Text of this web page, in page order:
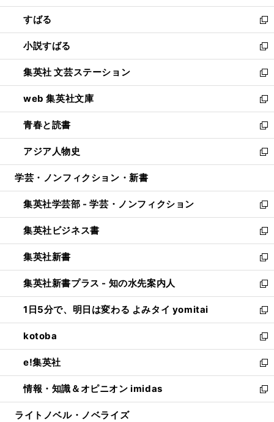
開
く
ウ
で
開
く
ン
ド
ウ
で
開
く
すばる
新
し
い
ウ
ィ
ン
ド
ウ
で
開
く
小説すばる
新
し
い
ウ
ィ
ン
ド
ウ
で
開
集英社 文芸ステーション
新
し
い
ウ
ィ
ン
ド
ウ
開
く
web 集英社文庫
新
し
い
ウ
ィ
ン
ウ
で
開
く
青春と読書
新
し
い
ウ
ン
ド
ウ
で
開
く
アジア人物史
新
し
ウ
ィ
ン
ド
ウ
で
開
く
学芸・ノンフィクション・新書
集英社学芸部 - 学芸・ノンフィクション
新
し
い
ウ
ィ
ン
ド
ウ
で
開
く
集英社ビジネス書
新
し
い
ウ
ィ
ン
ド
ウ
で
開
く
集英社新書
新
し
い
ウ
ィ
ン
ド
ウ
で
開
く
集英社新書プラス - 知の水先案内人
新
し
い
ウ
ィ
ン
ド
ウ
で
開
1日5分で、明日は変わる よみタイ yomitai
新
し
い
ウ
ィ
ン
ド
ウ
kotoba
新
し
い
ウ
ィ
ン
e!集英社
新
し
い
ウ
情報・知識＆オピニオン imidas
新
し
ライトノベル・ノベライズ